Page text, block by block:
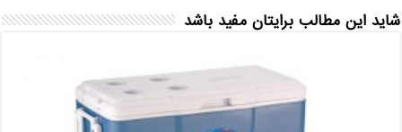
شاید این مطالب برایتان مفید باشد